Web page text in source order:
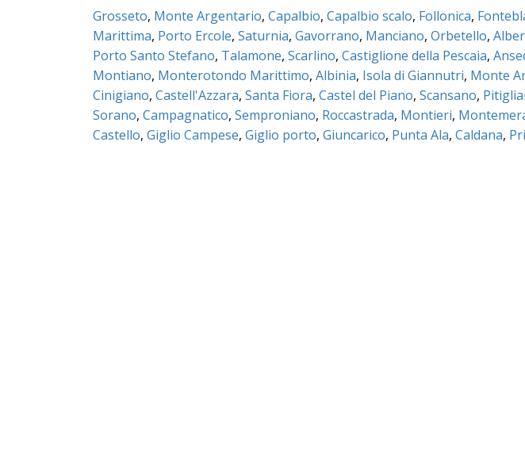
Grosseto, Monte Argentario, Capalbio, Capalbio scalo, Follonica,
Marittima, Porto Ercole, Saturnia, Gavorrano, Manciano, Orbetello,
Porto Santo Stefano, Talamone, Scarlino, Castiglione della Pescaia,
Montiano, Monterotondo Marittimo, Albinia, Isola di Giannutri, Monte
Cinigiano, Castell'Azzara, Santa Fiora, Castel del Piano, Scansano,
Sorano, Campagnatico, Semproniano, Roccastrada, Montieri,
Castello, Giglio Campese, Giglio porto, Giuncarico, Punta Ala, Caldana,